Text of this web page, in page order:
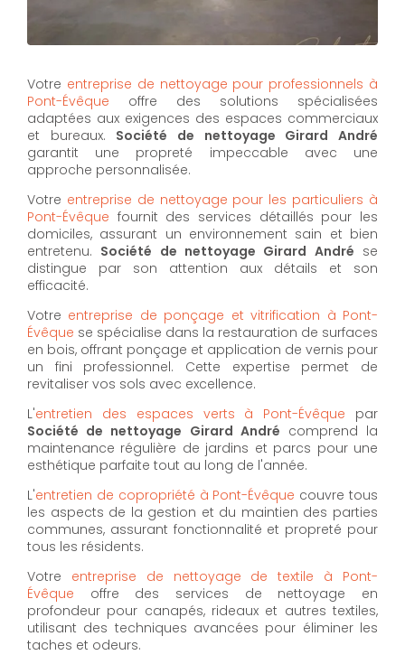
Votre entreprise de nettoyage pour professionnels à
Pont-Évêque offre des solutions spécialisées
adaptées aux exigences des espaces commerciaux
et bureaux. Société de nettoyage Girard André
garantit une propreté impeccable avec une
approche personnalisée.
Votre entreprise de nettoyage pour les particuliers à
Pont-Évêque fournit des services détaillés pour les
domiciles, assurant un environnement sain et bien
entretenu. Société de nettoyage Girard André se
distingue par son attention aux détails et son
efficacité.
Votre entreprise de ponçage et vitrification à Pont-
Évêque se spécialise dans la restauration de surfaces
en bois, offrant ponçage et application de vernis pour
un fini professionnel. Cette expertise permet de
revitaliser vos sols avec excellence.
L'entretien des espaces verts à Pont-Évêque par
Société de nettoyage Girard André comprend la
maintenance régulière de jardins et parcs pour une
esthétique parfaite tout au long de l'année.
L'entretien de copropriété à Pont-Évêque couvre tous
les aspects de la gestion et du maintien des parties
communes, assurant fonctionnalité et propreté pour
tous les résidents.
Votre entreprise de nettoyage de textile à Pont-
Évêque offre des services de nettoyage en
profondeur pour canapés, rideaux et autres textiles,
utilisant des techniques avancées pour éliminer les
taches et odeurs.